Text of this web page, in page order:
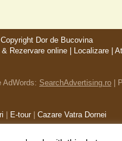
Dor de Bucovina
& Rezervare online| Localizare|
AdWords: SearchAdvertising.ro
E-tour| Cazare Vatra Dornei